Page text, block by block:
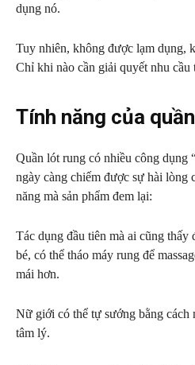
dụng nó.
Tuy nhiên, không được lạm dụng,
Chỉ khi nào cần giải quyết nhu
Tính năng của
Quần lót rung có nhiều công dụng
ngày càng chiếm được sự hài lòng
năng mà sản phẩm đem lại:
Tác dụng đầu tiên mà ai cũng
bé, có thể tháo máy rung để
mái hơn.
Nữ giới có thể tự sướng bằng cách
tâm lý.